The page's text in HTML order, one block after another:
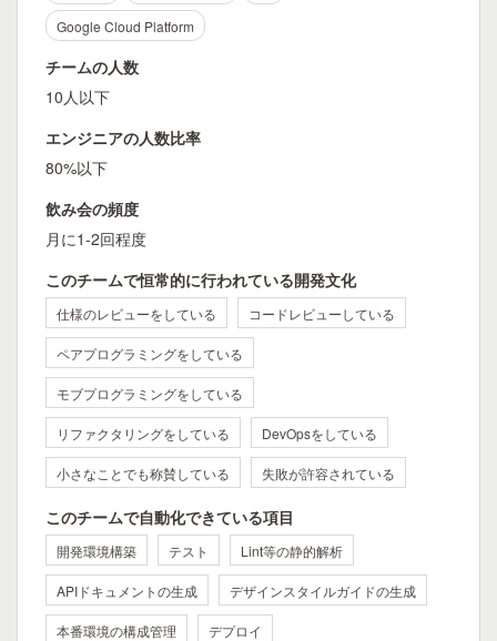
Google Cloud Platform
チームの人数
10人以下
エンジニアの人数比率
80%以下
飲み会の頻度
月に1-2回程度
このチームで恒常的に行われている開発文化
仕様のレビューをしている コードレビューしている
ペアプログラミングをしている
モブプログラミングをしている
リファクタリングをしている DevOpsをしている
小さなことでも称賛している 失敗が許容されている
このチームで自動化できている項目
開発環境構築 テスト Lint等の静的解析
APIドキュメントの生成 デザインスタイルガイドの生成
本番環境の構成管理 デプロイ